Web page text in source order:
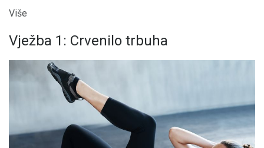
Više
Vježba 1: Crvenilo trbuha